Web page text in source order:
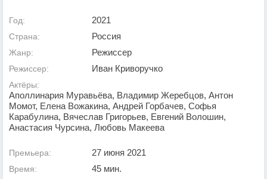
Год: 2021
Страна: Россия
Жанр: Режиссер
Режиссер: Иван Криворучко
Актёры:
Аполлинария Муравьёва, Владимир Жеребцов, Антон
Момот, Елена Вожакина, Андрей Горбачев, Софья
Карабулина, Вячеслав Григорьев, Евгений Волошин,
Анастасия Чурсина, Любовь Макеева
Премьера: 27 июня 2021
Время: 45 мин.